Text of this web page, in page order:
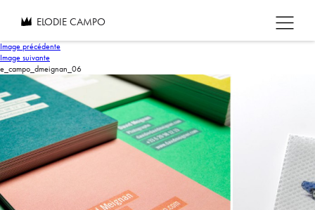
ELODIE CAMPO
Image précédente
Image suivante
e_campo_dmeignan_06